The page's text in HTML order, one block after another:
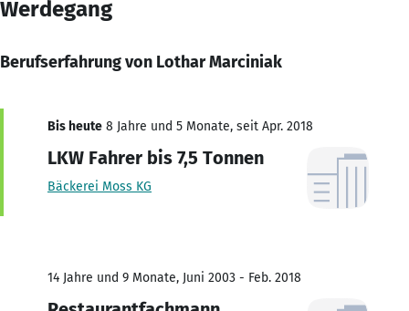
Werdegang
Berufserfahrung von Lothar Marciniak
Bis heute 8 Jahre und 5 Monate, seit Apr. 2018
LKW Fahrer bis 7,5 Tonnen
Bäckerei Moss KG
14 Jahre und 9 Monate, Juni 2003 - Feb. 2018